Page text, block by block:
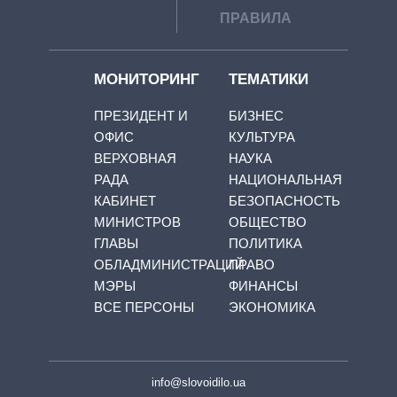
ПРАВИЛА
МОНИТОРИНГ
ПРЕЗИДЕНТ И
ОФИС
ВЕРХОВНАЯ
РАДА
КАБИНЕТ
МИНИСТРОВ
ГЛАВЫ
ОБЛАДМИНИСТРАЦИЙ
МЭРЫ
ВСЕ ПЕРСОНЫ
ТЕМАТИКИ
БИЗНЕС
КУЛЬТУРА
НАУКА
НАЦИОНАЛЬНАЯ
БЕЗОПАСНОСТЬ
ОБЩЕСТВО
ПОЛИТИКА
ПРАВО
ФИНАНСЫ
ЭКОНОМИКА
info@slovoidilo.ua